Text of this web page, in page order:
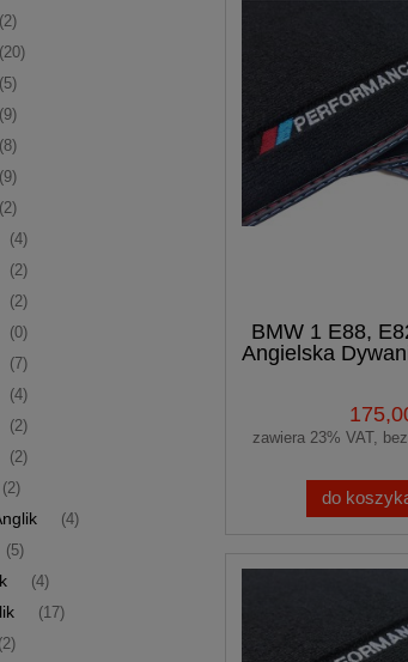
(2)
(20)
(5)
(9)
(8)
(9)
(2)
(4)
(2)
(2)
(0)
(7)
(4)
(2)
(2)
(2)
(4)
(5)
(4)
(17)
(2)
BMW 1 E88,
Angielska
zawiera 23% VAT,
do